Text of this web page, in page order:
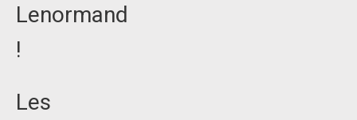
Lenormand
!
Les